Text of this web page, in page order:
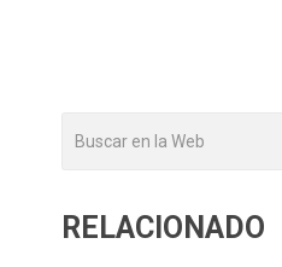
RELACIONADO